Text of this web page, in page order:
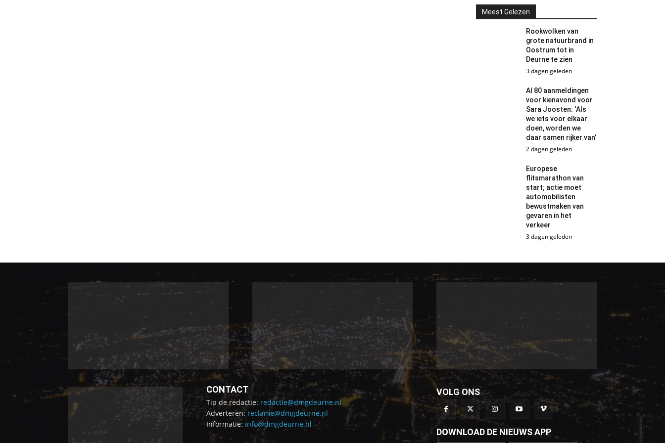
Meest Gelezen
Rookwolken van
grote natuurbrand in
Oostrum tot in
Deurne te zien
3 dagen geleden
Al 80 aanmeldingen
voor kienavond voor
Sara Joosten: ‘Als
we iets voor elkaar
doen, worden we
daar samen rijker van’
2 dagen geleden
Europese
flitsmarathon van
start; actie moet
automobilisten
bewustmaken van
gevaren in het
verkeer
3 dagen geleden
CONTACT
Tip de redactie: redactie@dmgdeurne.nl
Adverteren: reclame@dmgdeurne.nl
Informatie: info@dmgdeurne.nl
VOLG ONS
DOWNLOAD DE NIEUWS APP